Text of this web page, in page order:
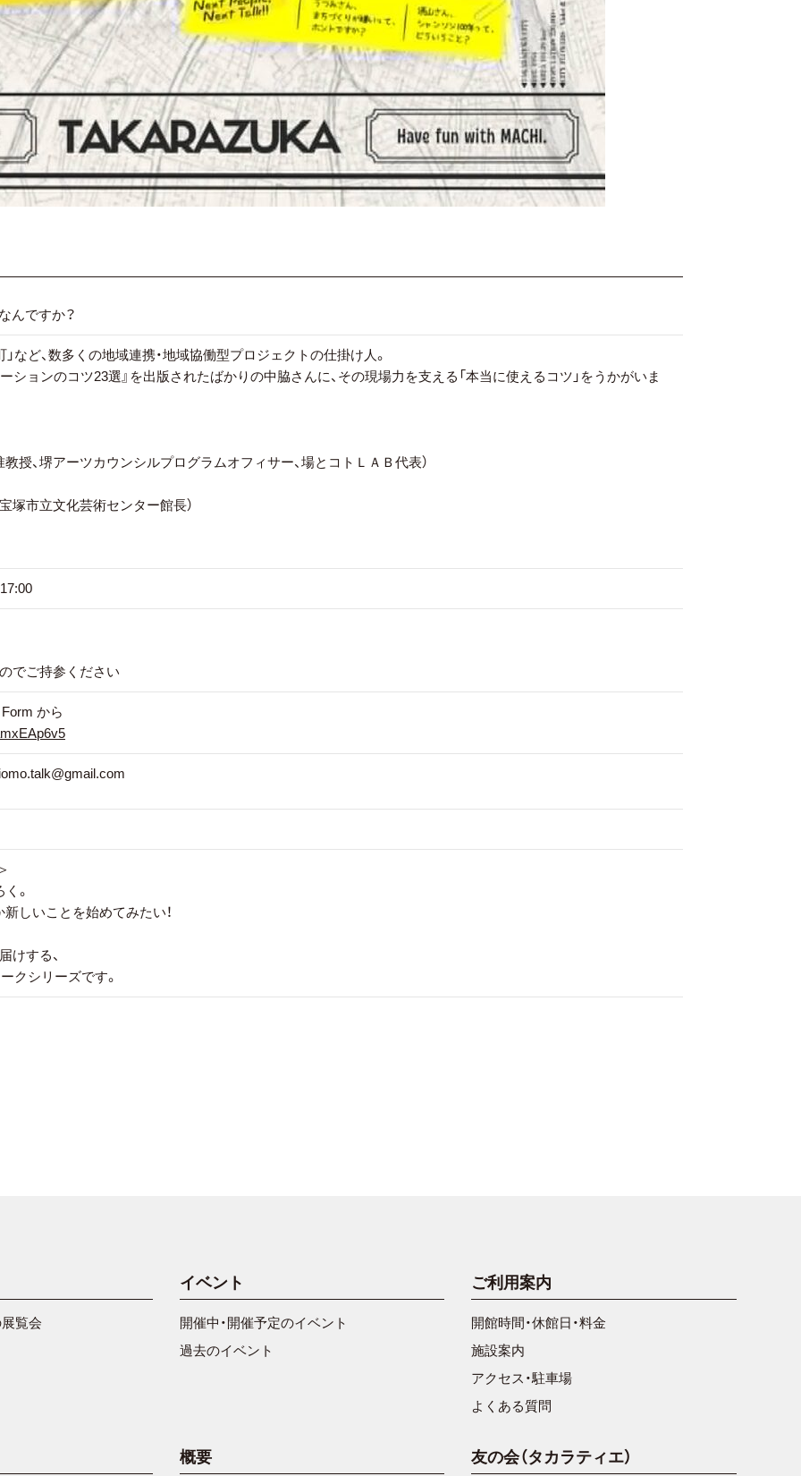
んですか？
」など、数多くの地域連携・地域協働型プロジェクトの仕掛け人。
ションのコツ23選』を出版されたばかりの中脇さんに、その現場力を支える「本当に使えるコツ」をうかがいま
授、堺アーツカウンシルプログラムオフィサー、場とコトＬＡＢ代表）
塚市立文化芸術センター館長）
でご持参ください
から
。
しいことを始めてみたい！
けする、
ークシリーズです。
覧会
イベント
開催中・開催予定のイベント
過去のイベント
ご利用案内
開館時間・休館日・料金
施設案内
アクセス・駐車場
よくある質問
概要 友の会（タカラティエ）